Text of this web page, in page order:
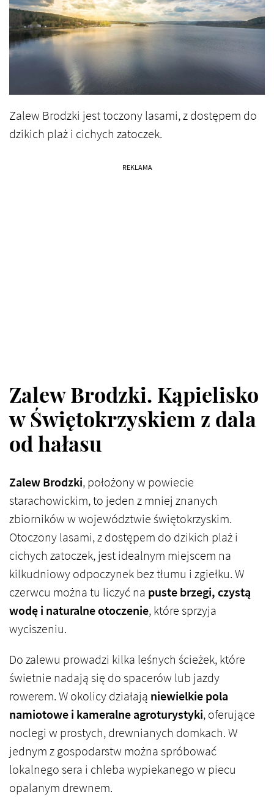
Zalew Brodzki jesttoczony lasami, z dostępem do
dzikich plaż i cichych zatoczek.
REKLAMA
Zalew Brodzki. Kąpielisko
w Świętokrzyskiem z dala
od hałasu
Zalew Brodzki, położony w powiecie
starachowickim, to jeden z mniej znanych
zbiorników w województwie świętokrzyskim.
Otoczony lasami, z dostępem do dzikich plaż i
cichych zatoczek, jest idealnym miejscem na
kilkudniowy odpoczynek bez tłumu i zgiełku. W
czerwcu można tu liczyć na puste brzegi, czystą
wodę i naturalne otoczenie, które sprzyja
wyciszeniu.
Do zalewu prowadzi kilka leśnych ścieżek, które
świetnie nadają się do spacerów lub jazdy
rowerem. W okolicy działają niewielkie pola
namiotowe i kameralne agroturystyki, oferujące
noclegi w prostych, drewnianych domkach. W
jednym z gospodarstw można spróbować
lokalnego sera i chleba wypiekanego w piecu
opalanym drewnem.